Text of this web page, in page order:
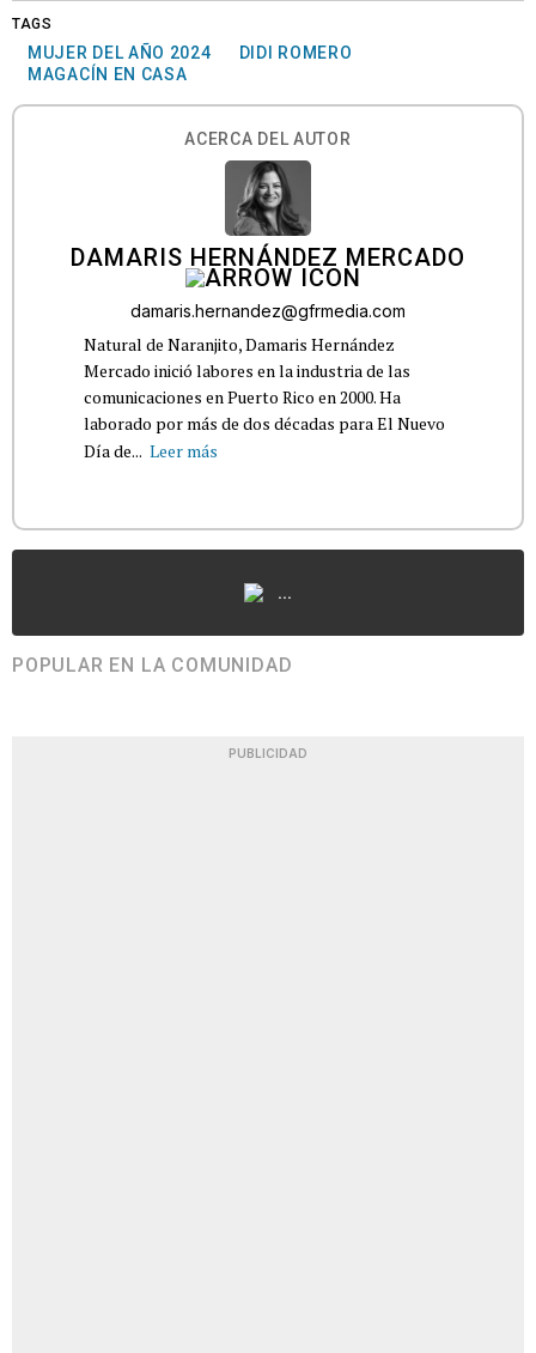
TAGS
MUJER DEL AÑO 2024
DIDI ROMERO
MAGACÍN EN CASA
ACERCA DEL AUTOR
DAMARIS HERNÁNDEZ MERCADO
damaris.hernandez@gfrmedia.com
Natural de Naranjito, Damaris Hernández
Mercado inició labores en la industria de las
comunicaciones en Puerto Rico en 2000. Ha
laborado por más de dos décadas para El Nuevo
Día de... Leer más
...
POPULAR EN LA COMUNIDAD
PUBLICIDAD